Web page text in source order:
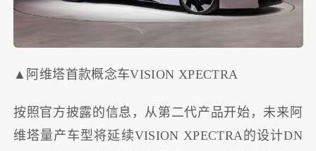
▲阿维塔首款概念车VISION XPECTRA
按照官方披露的信息，从第二代产品开始，未来阿
维塔量产车型将延续VISION XPECTRA的设计DN